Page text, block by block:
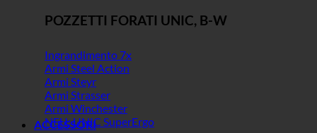
POZZETTI FORATI UNIC, B-W
Ingrandimento 7x
Armi Steel Action
Armi Steyr
Armi Strasser
Armi Winchester
NEU: UNIC SuperErgo
ACCESSORI